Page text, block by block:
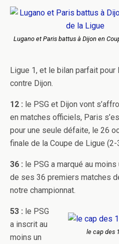
Lugano et Paris battus à Dijon en
Ligue 1, et le bilan parfait
contre Dijon.
12 : le PSG et Dijon vont
en matches officiels, Paris
pour une seule défaite, le 26
finale de la Coupe de Ligue (2-
36 : le PSG a marqué au
de ses 36 premiers matches
notre championnat.
le cap des
53 : le PSG
a inscrit au
moins un